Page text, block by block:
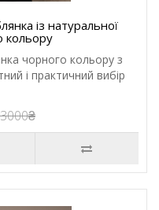
із натуральної
кольору
чорного кольору з
і практичний вибір